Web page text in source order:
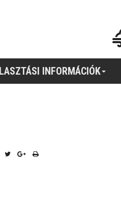
INFORMÁCIÓK